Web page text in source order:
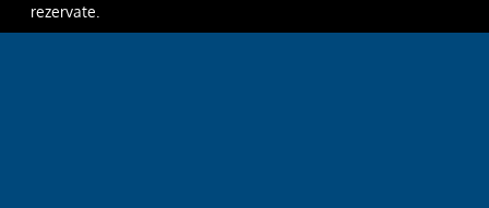
rezervate.